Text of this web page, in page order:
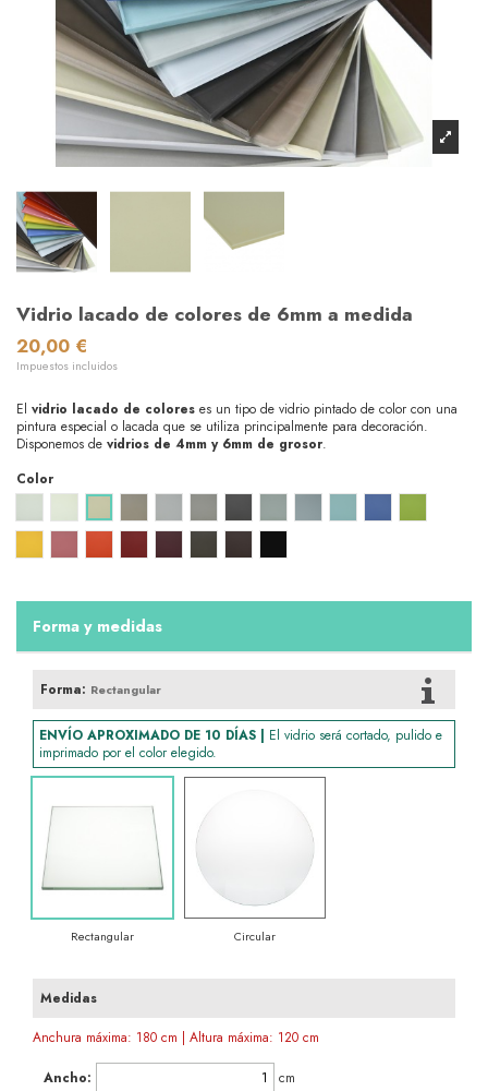
Vidrio lacado de colores de 6mm a medida
20,00 €
Impuestos incluidos
El vidrio lacado de colores es un tipo de vidrio pintado de color con una
pintura especial o lacada que se utiliza principalmente para decoración.
Disponemos de vidrios de 4mm y 6mm de grosor.
Color
Forma y medidas
Forma: Rectangular
ENVÍO APROXIMADO DE 10 DÍAS | El vidrio será cortado, pulido e
imprimado por el color elegido.
Rectangular Circular
Medidas
Anchura máxima: 180 cm | Altura máxima: 120 cm
Ancho: cm